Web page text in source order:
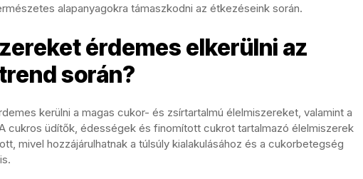
alapanyagokra támaszkodni az étkezéseink során.
érdemes elkerülni az
során?
kerülni a magas cukor- és zsírtartalmú élelmiszereket, valamint a
cukros üdítők, édességek és finomított cukrot tartalmazó élelmiszerek
mivel hozzájárulhatnak a túlsúly kialakulásához és a cukorbetegség